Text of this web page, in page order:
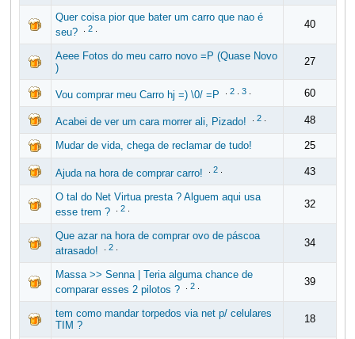
Quer coisa pior que bater um carro que nao é
seu?
2. 40
Aeee Fotos do meu carro novo =P (Quase Novo
)
27
Vou comprar meu Carro hj =) \0/ =P 2. 3. 60
Acabei de ver um cara morrer ali, Pizado! 2. 48
Mudar de vida, chega de reclamar de tudo! 25
Ajuda na hora de comprar carro! 2. 43
O tal do Net Virtua presta ? Alguem aqui usa
esse trem ?
2. 32
Que azar na hora de comprar ovo de páscoa
atrasado!
2. 34
Massa >> Senna | Teria alguma chance de
comparar esses 2 pilotos ?
2. 39
tem como mandar torpedos via net p/ celulares
TIM ?
18